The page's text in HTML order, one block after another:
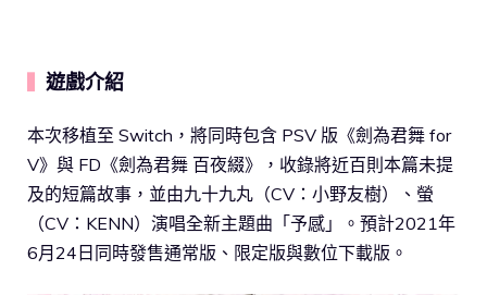
遊戲介紹
本次移植至 Switch，將同時包含 PSV 版《劍為君舞 for
V》與 FD《劍為君舞 百夜綴》，收錄將近百則本篇未提
及的短篇故事，並由九十九丸（CV：小野友樹）、螢
（CV：KENN）演唱全新主題曲「予感」。預計2021年
6月24日同時發售通常版、限定版與數位下載版。